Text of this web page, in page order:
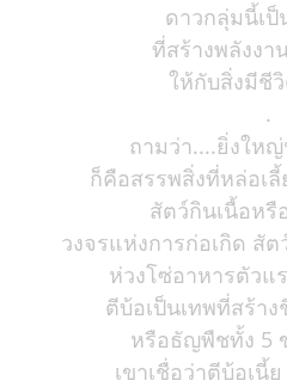
ดาวกลุ่มนี้เ
ที่สร้างพลังง
ให้กับสิ่งมีชี
.
ถามว่า....ยิ่งให
ก็คือสรรพสิ่งที่หล่อเ
สัตว์กินเนื้อห
วงจรแห่งการก่อเกิด สั
ห่วงโซ่อาหารตัวแ
ตีบ้อเป็นเทพที่สร้า
หรือธัญพืชทั้ง 5
เขาเชื่อว่าตีบ้อเนี้